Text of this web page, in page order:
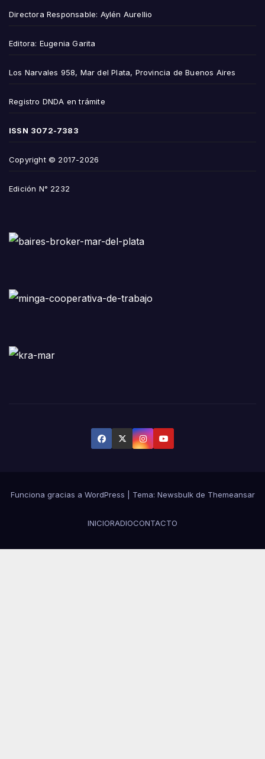
Directora Responsable: Aylén Aurellio
Editora: Eugenia Garita
Los Narvales 958, Mar del Plata, Provincia de Buenos Aires
Registro DNDA en trámite
ISSN 3072-7383
Copyright © 2017-2026
Edición N° 2232
Funciona gracias a WordPress Tema: Newsbulkde Themeansar
INICIORADIOCONTACTO